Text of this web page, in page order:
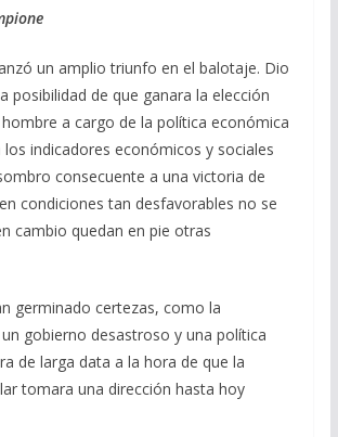
e
gr
a
m
s
A
p
p
l p
ar
ti
r
un amplio triunfo en el balotaje. Dio
posibilidad de que ganara la elección
a cargo de la política económica
los indicadores económicos y sociales
consecuente a una victoria de
condiciones tan desfavorables no se
cambio quedan en pie otras
germinado certezas, como la
gobierno desastroso y una política
de larga data a la hora de que la
tomara una dirección hasta hoy